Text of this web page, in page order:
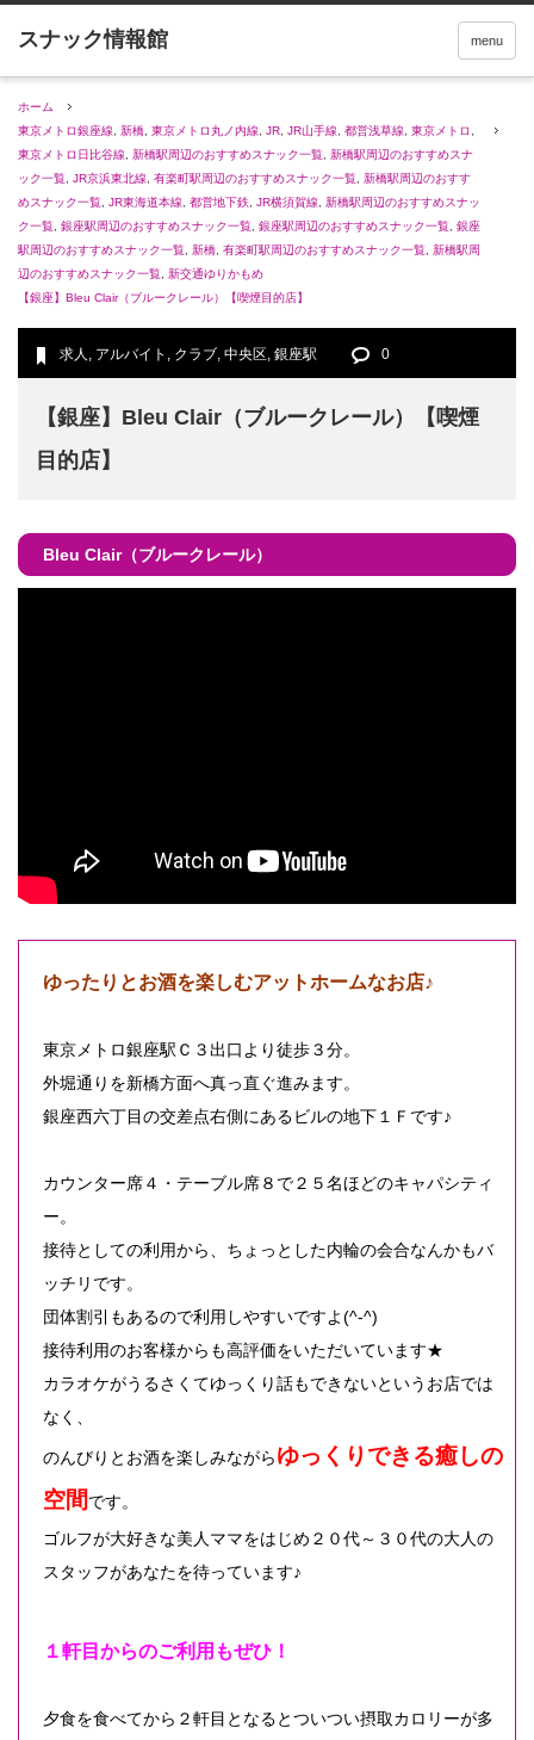
menu
ホーム
東京メトロ銀座線
新橋 東京メトロ丸ノ内線 JR JR山手線 都営浅草線 東京メトロ
東京メトロ日比谷線
新橋駅周辺のおすすめスナック一覧 新橋駅周辺のおすすめスナ
ック一覧 JR京浜東北線 有楽町駅周辺のおすすめスナック一覧 新橋駅周辺のおすす
めスナック一覧 JR東海道本線 都営地下鉄 JR横須賀線
新橋駅周辺のおすすめスナッ
ク一覧 銀座駅周辺のおすすめスナック一覧 銀座駅周辺のおすすめスナック一覧 銀座
駅周辺のおすすめスナック一覧 新橋 有楽町駅周辺のおすすめスナック一覧 新橋駅周
辺のおすすめスナック一覧 新交通ゆりかもめ
【銀座】Bleu Clair（ブルークレール）【喫煙目的店】
求人 , アルバイト , クラブ, 中央区, 銀座駅 0
【銀座】Bleu Clair（ブルークレール）【喫煙
目的店】
Bleu Clair（ブルークレール）
ゆったりとお酒を楽しむアットホームなお店♪
東京メトロ銀座駅Ｃ３出口より徒歩３分。
外堀通りを新橋方面へ真っ直ぐ進みます。
銀座西六丁目の交差点右側にあるビルの地下１Ｆです♪
カウンター席４・テーブル席８で２５名ほどのキャパシティ
ー。
接待としての利用から、ちょっとした内輪の会合なんかもバ
ッチリです。
団体割引もあるので利用しやすいですよ(^-^)
接待利用のお客様からも高評価をいただいています★
カラオケがうるさくてゆっくり話もできないというお店では
なく、
のんびりとお酒を楽しみながらゆっくりできる癒しの
空間です。
ゴルフが大好きな美人ママをはじめ２０代～３０代の大人の
スタッフがあなたを待っています♪
１軒目からのご利用もぜひ！
夕食を食べてから２軒目となるとついつい摂取カロリーが多